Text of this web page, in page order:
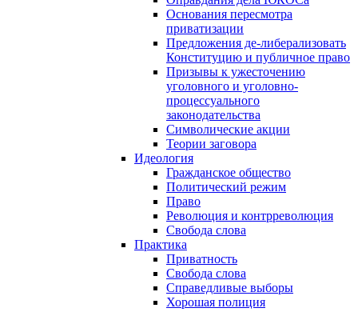
Основания пересмотра
приватизации
Предложения де-либерализовать
Конституцию и публичное право
Призывы к ужесточению
уголовного и уголовно-
процессуального
законодательства
Символические акции
Теории заговора
Идеология
Гражданское общество
Политический режим
Право
Революция и контрреволюция
Свобода слова
Практика
Приватность
Свобода слова
Справедливые выборы
Хорошая полиция